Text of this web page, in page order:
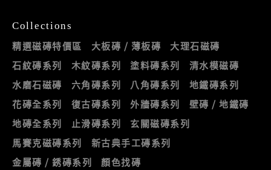
Collections
精選磁磚特價區 大板磚 / 薄板磚
大理石磁磚
石紋磚系列
木紋磚系列 塗料磚系列
清水模磁磚
水磨石磁磚
六角磚系列 八角磚系列
地鐵磚系列
花磚全系列
復古磚系列 外牆磚系列
壁磚 / 地鐵磚
地磚全系列
止滑磚系列
玄關磁磚系列
馬賽克磁磚系列
新古典手工磚系列
金屬磚 / 銹磚系列
顏色找磚